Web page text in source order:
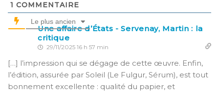
1 COMMENTAIRE
Le plus ancien
Une affaire d’États - Servenay, Martin : la
critique
29/11/2025 16 h 57 min
[…] l’impression qui se dégage de cette œuvre. Enfin,
l’édition, assurée par Soleil (Le Fulgur, Sérum), est tout
bonnement excellente : qualité du papier, et